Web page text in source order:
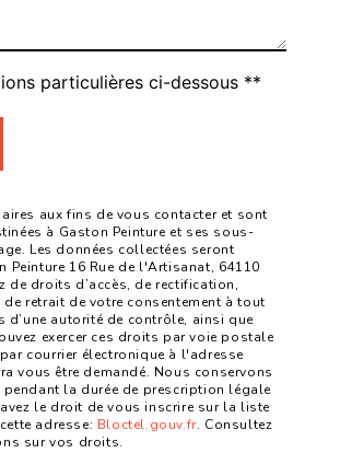
particulières ci-dessous **
aux fins de vous contacter et sont
à Gaston Peinture et ses sous-
Les données collectées seront
16 Rue de l'Artisanat, 64110
droits d’accès, de rectification,
retrait de votre consentement à tout
d’une autorité de contrôle, ainsi que
exercer ces droits par voie postale
courrier électronique à l'adresse
vous être demandé. Nous conservons
la durée de prescription légale
le droit de vous inscrire sur la liste
adresse: Bloctel.gouv.fr. Consultez
sur vos droits.